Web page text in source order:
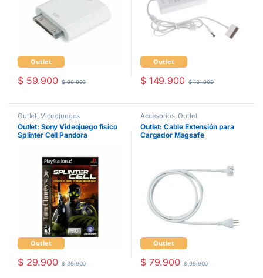
Outlet
$59.900 $99.900
Outlet
$149.900 $181.900
Outlet, Videojuegos
Outlet: Sony Videojuego físico
Splinter Cell Pandora
Outlet
$29.900 $36.900
Accesorios,Outlet
Outlet: Cable Extensión para
Cargador Magsafe
Outlet
$79.900 $96.900